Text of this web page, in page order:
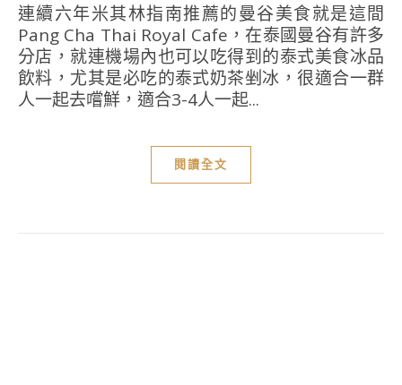
連續六年米其林指南推薦的曼谷美食就是這間
Pang Cha Thai Royal Cafe，在泰國曼谷有許多
分店，就連機場內也可以吃得到的泰式美食冰品
飲料，尤其是必吃的泰式奶茶剉冰，很適合一群
人一起去嚐鮮，適合3-4人一起...
閱讀全文